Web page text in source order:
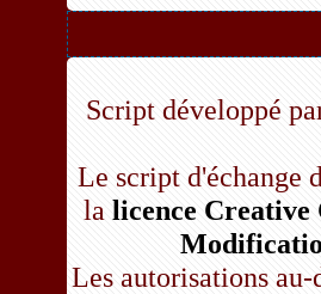
Script développé
Le script d'échange
la licence
Les autorisations